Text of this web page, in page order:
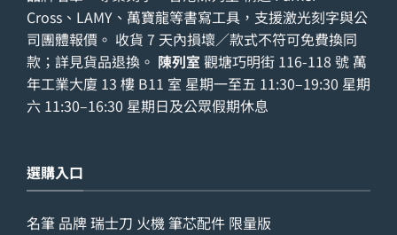
Cross、LAMY、萬寶龍等書寫工具，支援激光刻字與公
司團體報價。 收貨 7 天內損壞／款式不符可免費換同
款；詳見貨品退換 。 陳列室 觀塘巧明街 116-118 號 萬
年工業大廈 13 樓 B11 室 星期一至五 11:30–19:30 星期
六 11:30–16:30 星期日及公眾假期休息
選購入口
名筆 品牌瑞士刀 火機筆芯配件 限量版